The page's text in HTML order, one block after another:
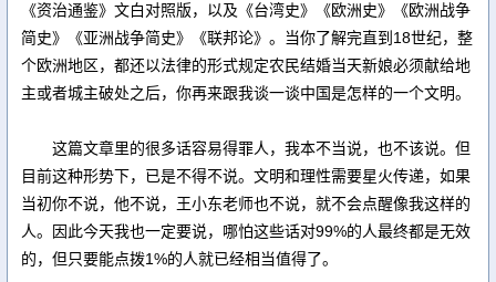
《资治通鉴》文白对照版，以及《台湾史》《欧洲史》《欧洲战争
简史》《亚洲战争简史》《联邦论》。当你了解完直到18世纪，整
个欧洲地区，都还以法律的形式规定农民结婚当天新娘必须献给地
主或者城主破处之后，你再来跟我谈一谈中国是怎样的一个文明。
这篇文章里的很多话容易得罪人，我本不当说，也不该说。但
目前这种形势下，已是不得不说。文明和理性需要星火传递，如果
当初你不说，他不说，王小东老师也不说，就不会点醒像我这样的
人。因此今天我也一定要说，哪怕这些话对99%的人最终都是无效
的，但只要能点拨1%的人就已经相当值得了。